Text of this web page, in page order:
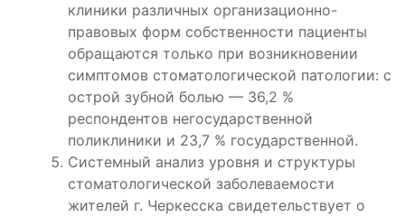
клиники различных организационно-
правовых форм собственности пациенты
обращаются только при возникновении
симптомов стоматологической патологии: с
острой зубной болью — 36,2 %
респондентов негосударственной
поликлиники и 23,7 % государственной.
Системный анализ уровня и структуры
стоматологической заболеваемости
жителей г. Черкесска свидетельствует о